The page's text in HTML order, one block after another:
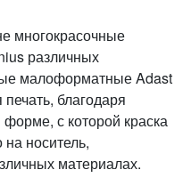
многокрасочные
различных
малоформатные Adast
благодаря
с которой краска
носитель,
материалах.